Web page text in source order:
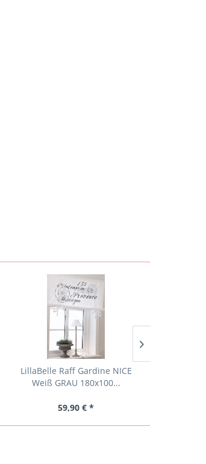
LillaBelle Raff Gardine NICE
Weiß GRAU 180x100...
59,90 € *